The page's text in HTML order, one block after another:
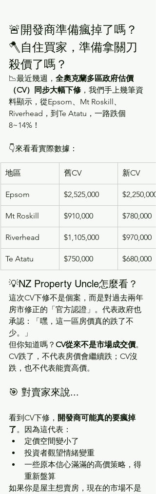
🚨開發商準備瘋掉了嗎？
🪓自住買家，準備拿關刀
殺價了嗎？
📉最近幾週， 全奧克蘭多區政府估價
（CV）同步大幅下修 ，我們手上幾筆資
料顯示，從Epsom、Mt Roskill、
Riverhead，到Te Atatu，一路跌個
8~14%！
👇來看看實際數據：
地區 舊CV 新CV
Epsom $2,525,000 $2,250,000
Mt Roskill $910,000 $780,000
Riverhead $1,105,000 $970,000
Te Atatu $750,000 $680,000
💡NZ Property Uncle怎麼看？
這次CV下修不是個案，而是對過去兩年
房市修正的「官方認證」。代表政府也
承認：「嘿，這一區房價真的跌了不
少。」
但你知道嗎？ CV從來不是市場成交價。
CV跌了，不代表房價會繼續跌；CV沒
跌，也不代表能賣高價。
🎯 對賣家來說...
看到CV下修， 開發商可能真的要瘋掉
了。因為這代表：
定價空間變小了
投資者觀望情緒變重
一些原本信心滿滿的高價策略，得
重新盤算
如果你是屋主想賣房，現在的市場不是